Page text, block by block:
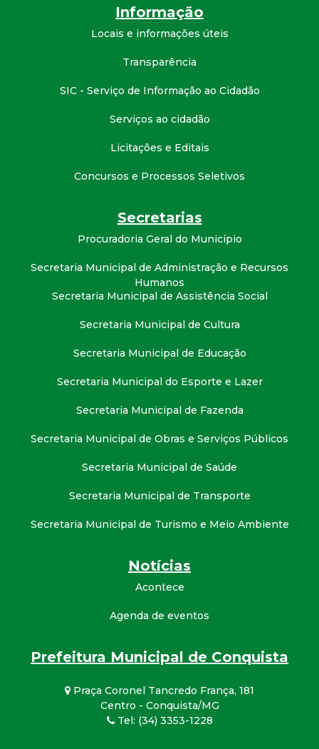
Informação
Locais e informações úteis
Transparência
SIC - Serviço de Informação ao Cidadão
Serviços ao cidadão
Licitações e Editais
Concursos e Processos Seletivos
Secretarias
Procuradoria Geral do Município
Secretaria Municipal de Administração e Recursos
Humanos
Secretaria Municipal de Assistência Social
Secretaria Municipal de Cultura
Secretaria Municipal de Educação
Secretaria Municipal do Esporte e Lazer
Secretaria Municipal de Fazenda
Secretaria Municipal de Obras e Serviços Públicos
Secretaria Municipal de Saúde
Secretaria Municipal de Transporte
Secretaria Municipal de Turismo e Meio Ambiente
Notícias
Acontece
Agenda de eventos
Prefeitura Municipal de Conquista
Praça Coronel Tancredo França, 181
Centro - Conquista/MG
Tel: (34) 3353-1228